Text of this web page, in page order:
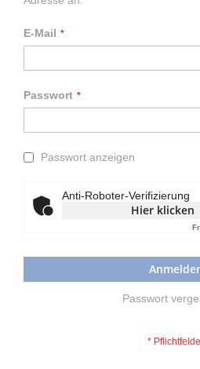
E-Mail
Passwort
Passwort anzeigen
Anti-Roboter-Verifizierung
Hier klicken
Passwort